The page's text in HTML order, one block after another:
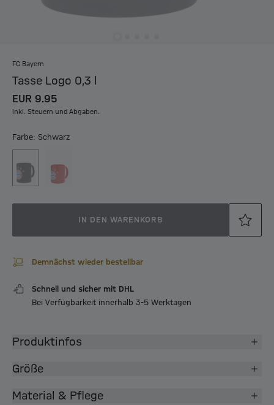
FC Bayern
Tasse Logo 0,3 l
EUR 9.95
inkl. Steuern und Abgaben.
Farbe: Schwarz
IN DEN WARENKORB
Demnächst wieder bestellbar
Schnell und sicher mit DHL
Bei Verfügbarkeit innerhalb 3-5 Werktagen
Produktinfos
Größe
Material & Pflege